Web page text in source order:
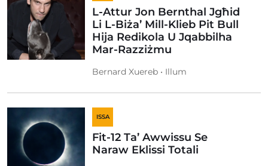
L-Attur Jon Bernthal Jgħid
Li L-Biża’ Mill-Klieb Pit Bull
Hija Redikola U Jqabbilha
Mar-Razziżmu
Bernard Xuereb • Illum
ISSA
Fit-12 Ta’ Awwissu Se
Naraw Eklissi Totali